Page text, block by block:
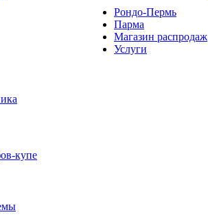
купе
Рондо-Пермь
Парма
Магазин распродаж
Услуги